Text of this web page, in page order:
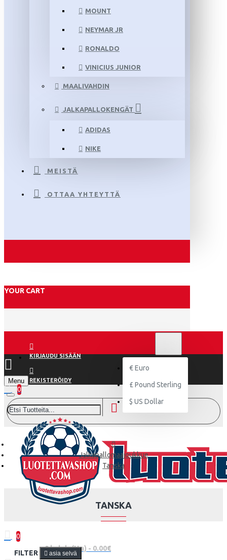
MOUNT
NEYMAR JR
RONALDO
VINICIUS JUNIOR
MAALIVAHDIN
JALKAPALLOKENGÄT
ADIDAS
NIKE
MEISTÄ
OTTAA YHTEYTTÄ
YOUR CART
KIRJAUDU SISÄÄN
REKISTERÖIDY
€ Euro
£ Pound Sterling
$ US Dollar
Menu
0
0
0 kohde(tta) - 0.00€
Jalkapallomaajoukkue
Tanska
TANSKA
FILTER asia selvä